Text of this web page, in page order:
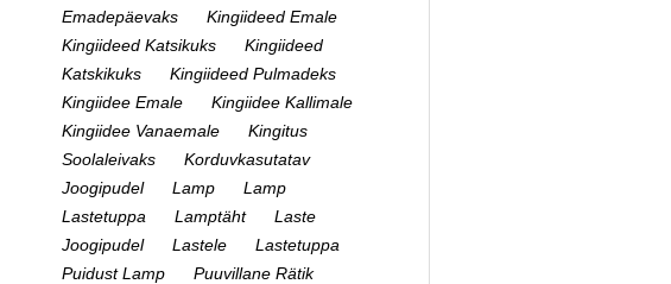
Emadepäevaks
Kingiideed Emale
Kingiideed Katsikuks
Kingiideed
Katskikuks
Kingiideed Pulmadeks
Kingiidee Emale
Kingiidee Kallimale
Kingiidee Vanaemale
Kingitus
Soolaleivaks
Korduvkasutatav
Joogipudel
Lamp
Lamp
Lastetuppa
Lamptäht
Laste
Joogipudel
Lastele
Lastetuppa
Puidust Lamp
Puuvillane Rätik